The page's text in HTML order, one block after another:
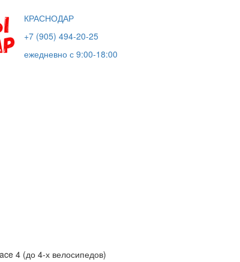
КРАСНОДАР
+7 (905) 494-20-25
ежедневно с 9:00-18:00
4 (до 4-х велосипедов)